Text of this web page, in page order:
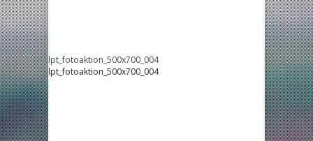
lpt_fotoaktion_500x700_004
lpt_fotoaktion_500x700_004